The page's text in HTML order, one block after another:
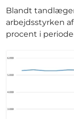
Blandt
arbejdsstyrken
procent i